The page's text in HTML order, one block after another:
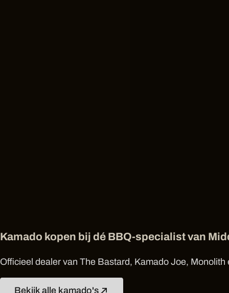
Kamado kopen bij dé BBQ-specialist van
Officieel dealer van The Bastard, Kamado Joe,
Bekijk alle kamado's